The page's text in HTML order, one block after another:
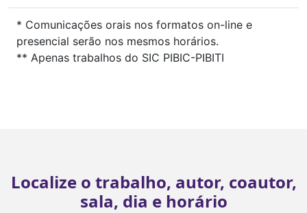
* Comunicações orais nos formatos on-line e
presencial serão nos mesmos horários.
** Apenas trabalhos do SIC PIBIC-PIBITI
Localize o trabalho, autor, coautor,
sala, dia e horário